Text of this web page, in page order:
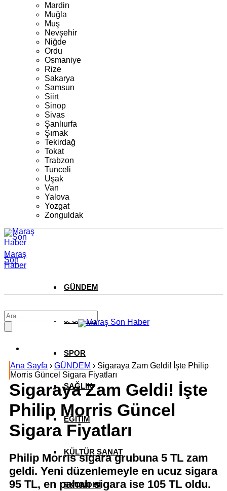
Mardin
Muğla
Muş
Nevşehir
Niğde
Ordu
Osmaniye
Rize
Sakarya
Samsun
Siirt
Sinop
Sivas
Şanlıurfa
Şırnak
Tekirdağ
Tokat
Trabzon
Tunceli
Uşak
Van
Yalova
Yozgat
Zonguldak
Maraş
Son
Haber
GÜNDEM
3. SAYFA
SPOR
SAĞLIK
EĞİTİM
KÜLTÜR SANAT
EKONOMİ
Ana Sayfa › GÜNDEM › Sigaraya Zam Geldi! İşte Philip
Morris Güncel Sigara Fiyatları
Sigaraya Zam Geldi! İşte
Philip Morris Güncel
Sigara Fiyatları
Philip Morris sigara grubuna 5 TL zam
geldi. Yeni düzenlemeyle en ucuz sigara
95 TL, en pahalı sigara ise 105 TL oldu.